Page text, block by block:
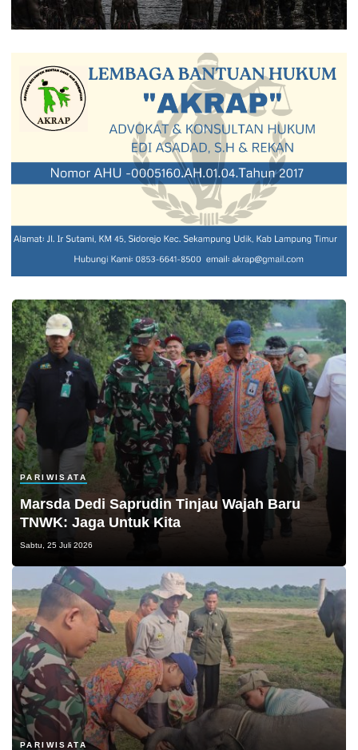
PARIWISATA
Marsda Dedi Saprudin Tinjau Wajah Baru
TNWK: Jaga Untuk Kita
Sabtu, 25 Juli 2026
PARIWISATA